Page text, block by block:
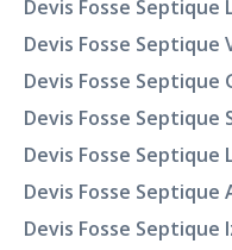
Devis Fosse Septique
Devis Fosse Septique
Devis Fosse Septique
Devis Fosse
Devis Fosse Septique
Devis Fosse Septique
Devis Fosse Septique